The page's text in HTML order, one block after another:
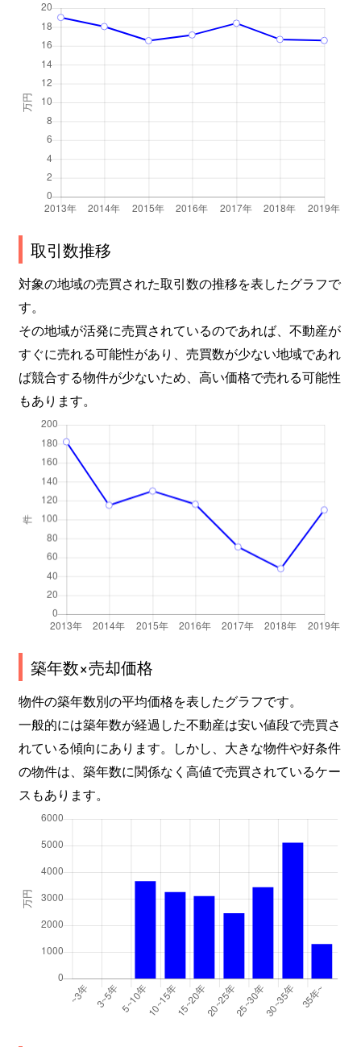
菩提町 410万円 初芝
徒歩11
菩提町
菩提町
菩提町
菩提町
菩提町
1,300万円 初芝
徒歩13
南野田
南野田
2,400万円 北野田
徒歩6分
南野田
3,700万円 北野田
徒歩6分
南野田
1,800万円 狭山
徒歩10
南野田
取引数推移
対象の地域の売買された取引数の推移を表したグラフで
す。
その地域が活発に売買されているのであれば、不動産が
すぐに売れる可能性があり、売買数が少ない地域であれ
ば競合する物件が少ないため、高い価格で売れる可能性
もあります。
築年数×売却価格
物件の築年数別の平均価格を表したグラフです。
一般的には築年数が経過した不動産は安い値段で売買さ
れている傾向にあります。しかし、大きな物件や好条件
の物件は、築年数に関係なく高値で売買されているケー
スもあります。